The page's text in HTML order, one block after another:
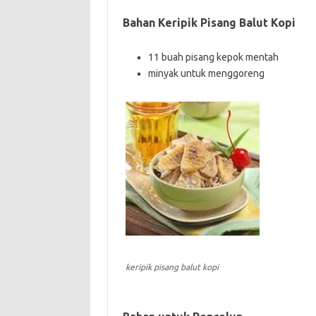
Bahan Keripik Pisang Balut Kopi
11 buah pisang kepok mentah
minyak untuk menggoreng
keripik pisang balut kopi